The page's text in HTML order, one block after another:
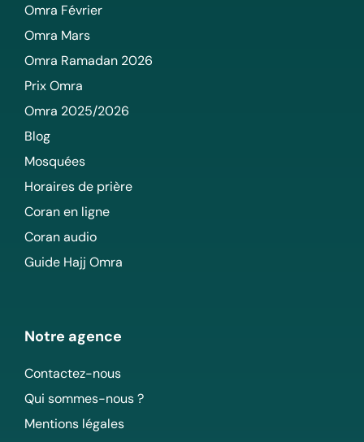
Omra Février
Omra Mars
Omra Ramadan 2026
Prix Omra
Omra 2025/2026
Blog
Mosquées
Horaires de prière
Coran en ligne
Coran audio
Guide Hajj Omra
Notre agence
Contactez-nous
Qui sommes-nous ?
Mentions légales